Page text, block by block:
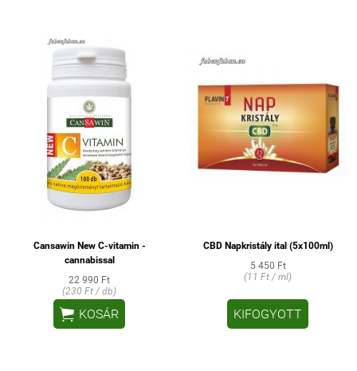
Cansawin New C-vitamin -
cannabissal
22 990 Ft
(230 Ft / db)
 KOSÁR
CBD Napkristály ital (5x100ml)
5 450 Ft
(11 Ft / ml)
KIFOGYOTT